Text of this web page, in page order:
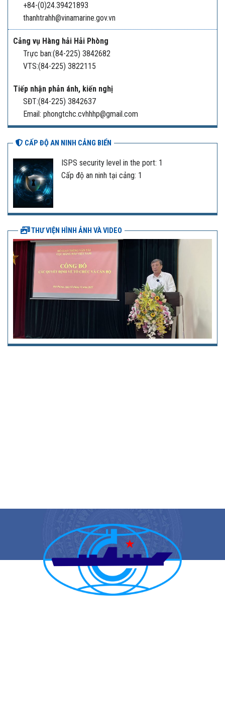
+84-(0)24.39421893
thanhtrahh@vinamarine.gov.vn
Cảng vụ Hàng hải Hải Phòng
Trực ban:(84-225) 3842682
VTS:(84-225) 3822115
Tiếp nhận phản ánh, kiến nghị
SĐT:(84-225) 3842637
Email: phongtchc.cvhhhp@gmail.com
CẤP ĐỘ AN NINH CẢNG BIỂN
ISPS security level in the port: 1
Cấp độ an ninh tại cảng: 1
THƯ VIỆN HÌNH ẢNH VÀ VIDEO